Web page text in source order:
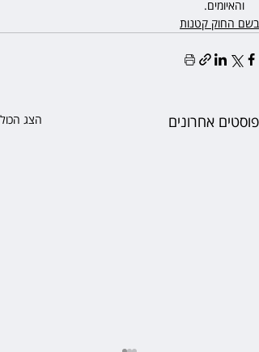
והאיומים.
בשם החוק קטנות
פוסטים אחרונים הצג הכול